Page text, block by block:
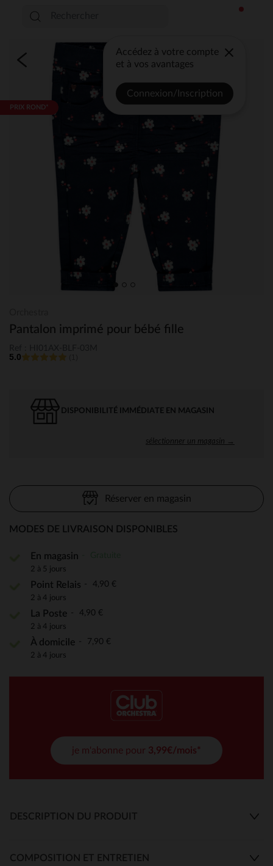
Accédez à votre compte
et à vos avantages
Connexion/Inscription
PRIX ROND*
Pantalon imprimé pour bébé fille
5.0
DISPONIBILITÉ IMMÉDIATE EN MAGASIN
sélectionner un magasin →
Réserver en magasin
MODES DE LIVRAISON DISPONIBLES
En magasin
2 à 5 jours
Point Relais 4,90 €
2 à 4 jours
La Poste 4,90 €
2 à 4 jours
À domicile 7,90 €
2 à 4 jours
je m'abonne pour 3,99€/mois*
DESCRIPTION DU PRODUIT
COMPOSITION ET ENTRETIEN